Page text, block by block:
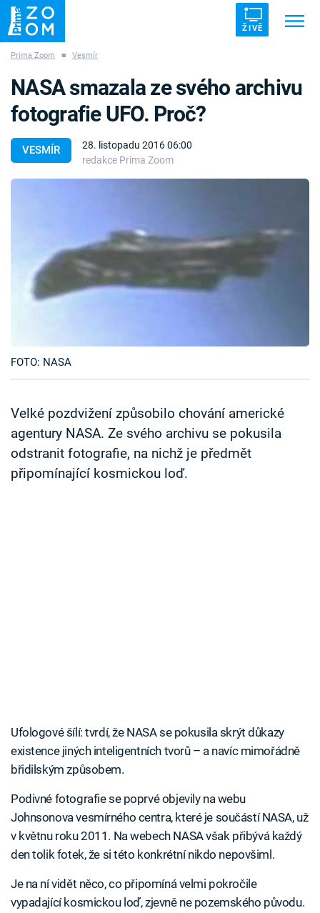
ŽIVĚ
ZÁHADY VETŘELCI DÁVNOVĚKU
Pořady
TV Program
Sledujte prima+
Přihlášení
Sledujte nás
Prima Zoom ■ Vesmír
VESMÍR
28. listopadu 2016 06:00
redakce Prima Zoom
NASA smazala ze svého archivu
fotografie UFO. Proč?
FOTO: NASA
Velké pozdvižení způsobilo chování americké
agentury NASA. Ze svého archivu se pokusila
odstranit fotografie, na nichž je předmět
připomínající kosmickou loď.
Ufologové šílí: tvrdí, že NASA se pokusila skrýt důkazy
existence jiných inteligentních tvorů – a navíc mimořádně
břidilským způsobem.
Podivné fotografie se poprvé objevily na webu
Johnsonova vesmírného centra, které je součástí NASA, už
v květnu roku 2011. Na webech NASA však přibývá každý
den tolik fotek, že si této konkrétní nikdo nepovšiml.
Je na ní vidět něco, co připomíná velmi pokročile
vypadající kosmickou loď, zjevně ne pozemského původu.